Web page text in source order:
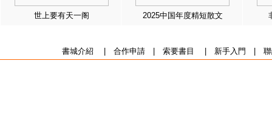
世上要有天一阁 2025中国年度精短散文
書城介紹 合作申請| 索要書目 新手入門